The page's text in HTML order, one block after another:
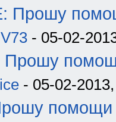
Прошу
- 05-02-
Прошу
- 05-02-
помощи